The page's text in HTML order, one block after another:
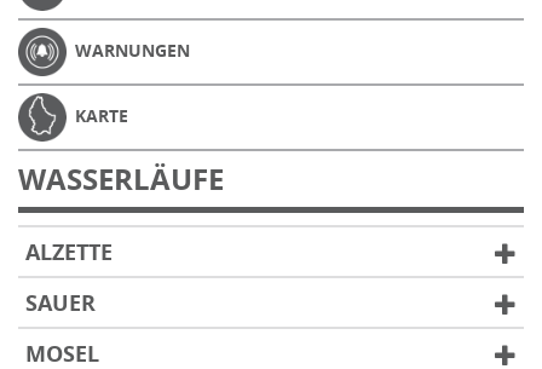
WARNUNGEN
KARTE
WASSERLÄUFE
ALZETTE
SAUER
MOSEL